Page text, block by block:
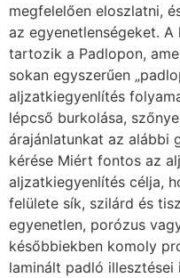
megfelelően eloszlatni,
az egyenetlenségeket.
tartozik a Padlopon,
sokan egyszerűen
aljzatkiegyenlítés
lépcső burkolása,
árajánlatunkat az alábbi
kérése Miért fontos az
aljzatkiegyenlítés célja,
felülete sík, szilárd és
egyenetlen, porózus
későbbiekben komoly
laminált padló